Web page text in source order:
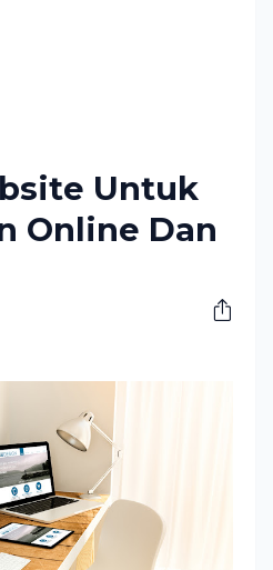
Untuk
Online Dan